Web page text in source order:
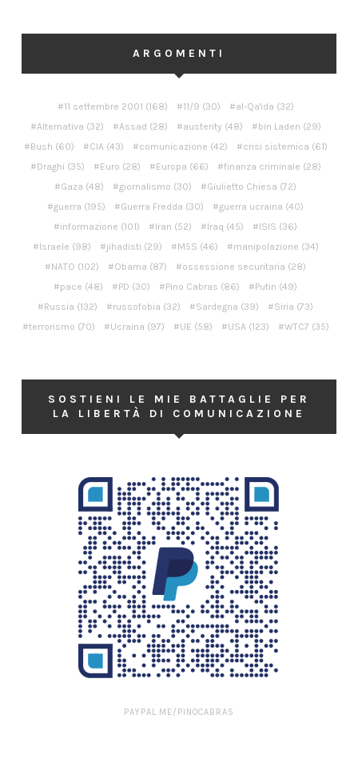
ARGOMENTI
11 settembre 2001 (168) 11/9 (30) al-Qa'ida (32)
Alternativa (32) Assad (28) austerity (48) bin Laden (29)
Bush (60) CIA(43) comunicazione (42) crisi sistemica (61)
Draghi (35) Euro (28) Europa (66) finanza criminale (28)
Gaza (48) giornalismo (30) Giulietto Chiesa (72)
guerra (195) Guerra Fredda (30) guerra ucraina (40)
informazione (101) Iran (52) Iraq (45) ISIS (36)
Israele (98) jihadisti (29) M5S (46) manipolazione (34)
NATO (102) Obama (87) ossessione securitaria (28)
pace (48) PD (30) Pino Cabras (86) Putin (49)
Russia (132) russofobia (32) Sardegna (39) Siria (73)
terrorismo (70) Ucraina (97) UE (58) USA(123) WTC7 (35)
SOSTIENI LE MIE BATTAGLIE PER
LA LIBERTÀ DI COMUNICAZIONE
PAYPAL.ME/PINOCABRAS